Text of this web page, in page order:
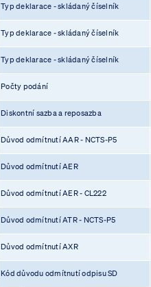
Typ deklarace - skládaný číselník
Typ deklarace - skládaný číselník
Typ deklarace - skládaný číselník
Počty podání
Diskontní sazba a reposazba
Důvod odmítnutí AAR - NCTS-P5
Důvod odmítnutí AER
Důvod odmítnutí AER - CL222
Důvod odmítnutí ATR - NCTS-P5
Důvod odmítnutí AXR
Kód důvodu odmítnutí odpisu SD